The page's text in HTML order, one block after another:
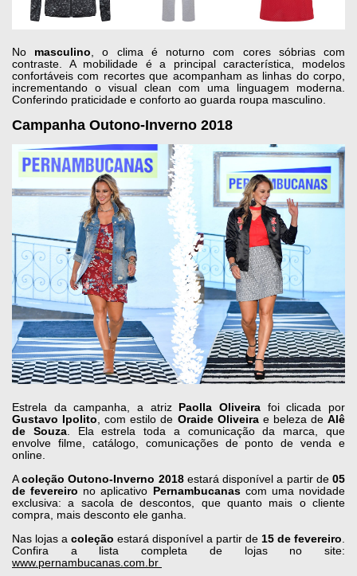
No masculino, o clima é noturno com cores sóbrias com
contraste. A mobilidade é a principal característica, modelos
confortáveis com recortes que acompanham as linhas do corpo,
incrementando o visual clean com uma linguagem moderna.
Conferindo praticidade e conforto ao guarda roupa masculino.
Campanha Outono-Inverno 2018
Estrela da campanha, a atriz Paolla Oliveira foi clicada por
Gustavo Ipolito , com estilo de Oraide Oliveira e beleza deAlê
de Souza. Ela estrela toda a comunicação da marca, que
envolve filme, catálogo, comunicações de ponto de venda e
online.
Acoleção Outono-Inverno 2018 estará disponível a partir de05
de fevereiro no aplicativo Pernambucanas com uma novidade
exclusiva: a sacola de descontos, que quanto mais o cliente
compra, mais desconto ele ganha.
Nas lojas a coleção estará disponível a partir de 15 de fevereiro
Confira a lista completa de lojas no site:
www.pernambucanas.com.br